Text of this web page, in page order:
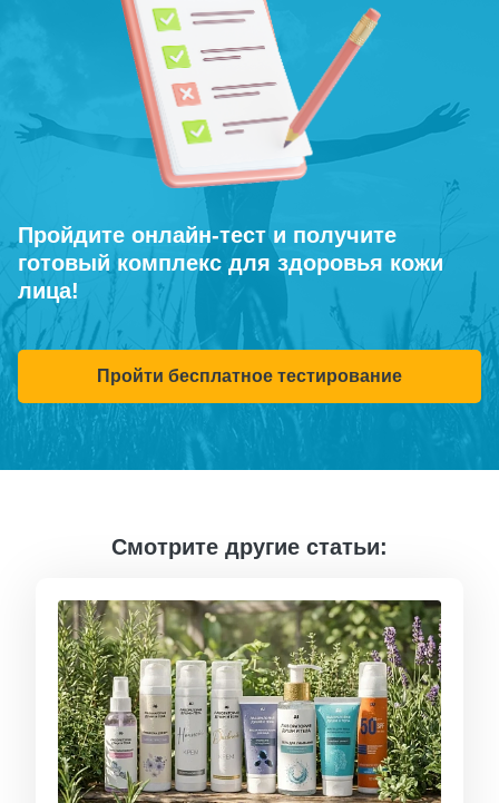
Пройдите онлайн-тест и получите
готовый комплекс для здоровья кожи
лица!
Пройти бесплатное тестирование
Смотрите другие статьи: